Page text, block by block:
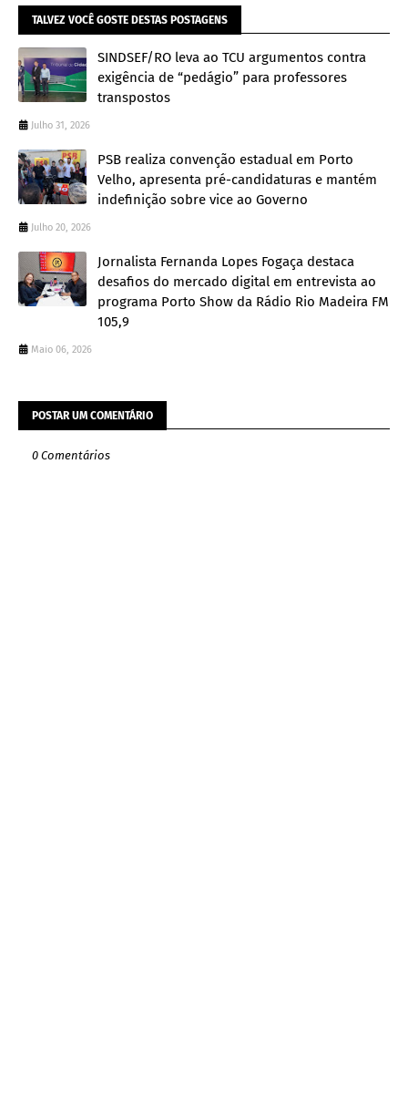
TALVEZ VOCÊ GOSTE DESTAS POSTAGENS
SINDSEF/RO leva ao TCU argumentos contra
exigência de “pedágio” para professores
transpostos
Julho 31, 2026
PSB realiza convenção estadual em Porto
Velho, apresenta pré-candidaturas e mantém
indefinição sobre vice ao Governo
Julho 20, 2026
Jornalista Fernanda Lopes Fogaça destaca
desafios do mercado digital em entrevista ao
programa Porto Show da Rádio Rio Madeira FM
105,9
Maio 06, 2026
POSTAR UM COMENTÁRIO
0 Comentários